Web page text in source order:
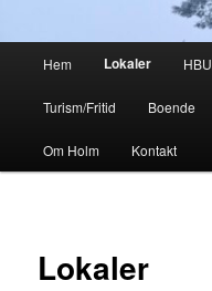
Hem Lokaler HBU
Turism/Fritid Boende
Om Holm Kontakt
Lokaler